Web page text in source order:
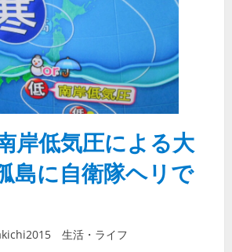
岸低気圧による大
島に自衛隊ヘリで
生活・ライフ